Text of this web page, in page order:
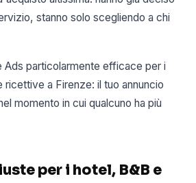
stanno solo scegliendo a chi
Ads particolarmente efficace per i
ricettive a Firenze: il tuo annuncio
momento in cui qualcuno ha più
per i hotel, B&B e